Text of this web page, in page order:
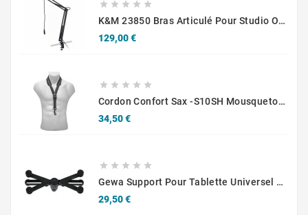
    
K&M 23850 Bras Articulé Pour Studio Ou Radio
129,00 €Prix
    
Cordon Confort Sax -S10SH Mousqueton - Adultes
34,50 €Prix
    
Gewa Support Pour Tablette Universel 10.1-14"
29,50 €Prix